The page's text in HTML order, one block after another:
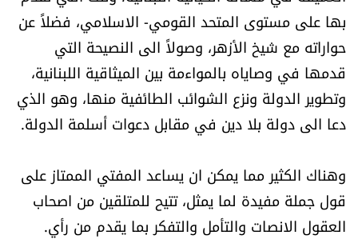
بها على مستوى المتحد القومي- الاسلامي، فضلاً عن
حواراته مع شيخ الأزهر، وصولاً الى النصيحة التي
قدمها في وصاياه بالمواءمة بين الميثاقية اللبنانية،
وتطوير الدولة ونزع الشوائب الطائفية منها، وهو الذي
دعا الى دولة بلا دين في مقابل دعوات أسلمة الدولة.
وهناك الكثير مما يمكن ان يساعد المفتي الممتاز على
قول جملة مفيدة لما يمثل، تتيح للمتلقين من اصحاب
العقول الانصات والتأمل والتفكر بما يقدم من رأي.